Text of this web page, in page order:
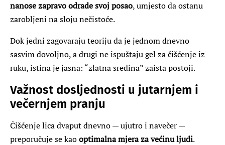
nanose zapravo odrade svoj posao, umjesto da ostanu
zarobljeni na sloju nečistoće.
Dok jedni zagovaraju teoriju da je jednom dnevno
sasvim dovoljno, a drugi ne ispuštaju gel za čišćenje iz
ruku, istina je jasna: “zlatna sredina” zaista postoji.
Važnost dosljednosti u jutarnjem i
večernjem pranju
Čišćenje lica dvaput dnevno — ujutro i navečer —
preporučuje se kaooptimalna mjera za većinu ljudi.